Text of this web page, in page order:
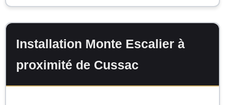
Installation Monte Escalier à
proximité de Cussac